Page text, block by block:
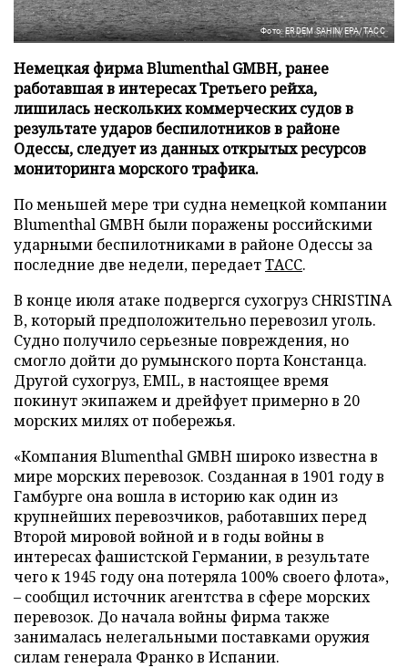
Фото: ERDEM SAHIN/EPA/ТАСС
Немецкая фирма Blumenthal GMBH, ранее
работавшая в интересах Третьего рейха,
лишилась нескольких коммерческих судов в
результате ударов беспилотников в районе
Одессы, следует из данных открытых ресурсов
мониторинга морского трафика.
По меньшей мере три судна немецкой компании
Blumenthal GMBH были поражены российскими
ударными беспилотниками в районе Одессы за
последние две недели, передаетТАСС.
В конце июля атаке подвергся сухогруз CHRISTINA
B, который предположительно перевозил уголь.
Судно получило серьезные повреждения, но
смогло дойти до румынского порта Констанца.
Другой сухогруз, EMIL, в настоящее время
покинут экипажем и дрейфует примерно в 20
морских милях от побережья.
«Компания Blumenthal GMBH широко известна в
мире морских перевозок. Созданная в 1901 году в
Гамбурге она вошла в историю как один из
крупнейших перевозчиков, работавших перед
Второй мировой войной и в годы войны в
интересах фашистской Германии, в результате
чего к 1945 году она потеряла 100% своего флота»,
– сообщил источник агентства в сфере морских
перевозок. До начала войны фирма также
занималась нелегальными поставками оружия
силам генерала Франко в Испании.